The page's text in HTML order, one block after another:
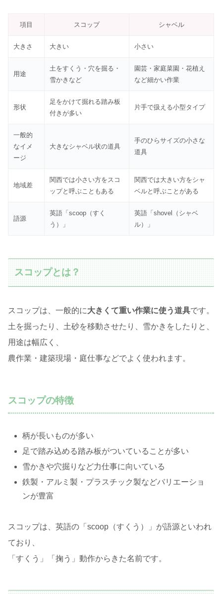
項目 スコップ シャベル
大きさ 大きい 小さい
用途
土をすくう・穴を掘る・
雪かきなど
園芸・家庭菜園・花植え
など細かい作業
形状
足をかけて掘れる踏み板
付きが多い
片手で扱える小型タイプ
一般的
なイメ
ージ
大きなシャベル状の道具
手のひらサイズの小さな
道具
地域差
関西では小さい方をスコ
ップと呼ぶこともある
関西では大きい方をシャ
ベルと呼ぶことがある
語源
英語「scoop（すく
う）」
英語「shovel（シャベ
ル）」
スコップとは？
スコップは、一般的に大きくて重い作業に使う道具です。
土を掘ったり、土砂を移動させたり、雪かきをしたりと、
用途は幅広く、
農作業・建築現場・庭仕事などでよく使われます。
スコップの特徴
柄が長いものが多い
足で踏み込める踏み板がついていることが多い
雪かきや穴掘りなど力仕事に向いている
鉄製・アルミ製・プラスチック製などバリエーショ
ンが豊富
スコップは、英語の「scoop（すくう）」が語源といわれ
ており、
「すくう」「掬う」動作からきた名前です。